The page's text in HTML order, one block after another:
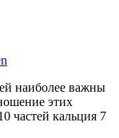
наиболее важны
этих
частей кальция 7